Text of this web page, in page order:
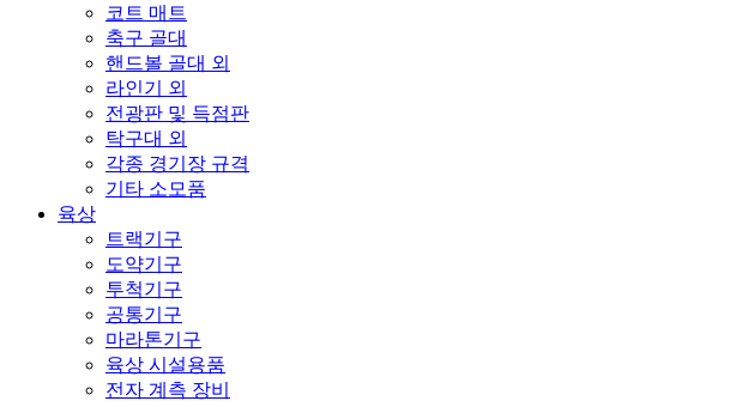
코트 매트
축구 골대
핸드볼 골대 외
라인기 외
전광판 및 득점판
탁구대 외
각종 경기장 규격
기타 소모품
육상
트랙기구
도약기구
투척기구
공통기구
마라톤기구
육상 시설용품
전자 계측 장비